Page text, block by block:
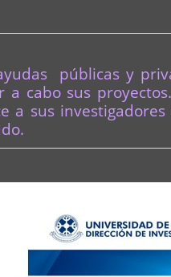
públicas y
a cabo sus
a sus